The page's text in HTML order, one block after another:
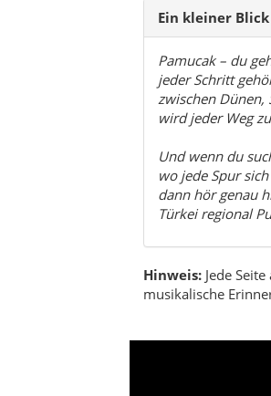
Ein kleiner
Pamucak – du
jeder Schritt
zwischen Dünen,
wird jeder Weg
Und wenn du
wo jede Spur
dann hör genau
Türkei regional
Hinweis: Jede
musikalische